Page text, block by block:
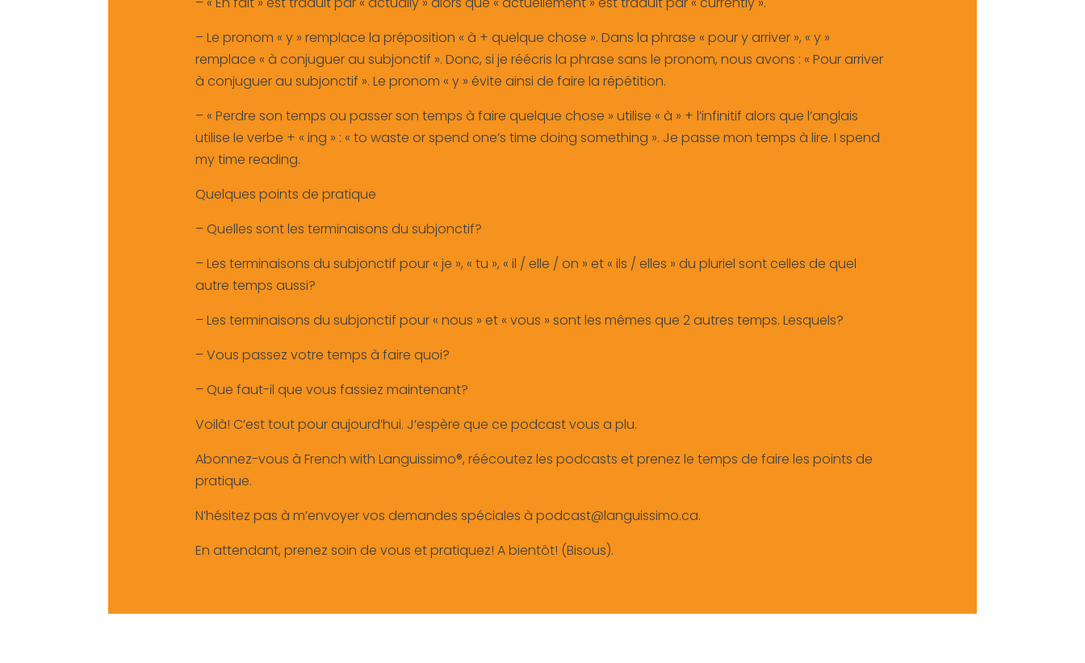
– Le pronom « y » remplace la préposition « à + quelque chose ». Dans la phrase « pour y arriver », « y »
remplace « à conjuguer au subjonctif ». Donc, si je réécris la phrase sans le pronom, nous avons : « Pour arriver
à conjuguer au subjonctif ». Le pronom « y » évite ainsi de faire la répétition.
– « Perdre son temps ou passer son temps à faire quelque chose » utilise « à » + l’infinitif alors que l’anglais
utilise le verbe + « ing » : « to waste or spend one’s time doing something ». Je passe mon temps à lire. I spend
my time reading.
Quelques points de pratique
– Quelles sont les terminaisons du subjonctif?
– Les terminaisons du subjonctif pour « je », « tu », « il / elle / on » et « ils / elles » du pluriel sont celles de quel
autre temps aussi?
– Les terminaisons du subjonctif pour « nous » et « vous » sont les mêmes que 2 autres temps. Lesquels?
– Vous passez votre temps à faire quoi?
– Que faut-il que vous fassiez maintenant?
Voilà! C’est tout pour aujourd’hui. J’espère que ce podcast vous a plu.
Abonnez-vous à French with Languissimo®, réécoutez les podcasts et prenez le temps de faire les points de
pratique.
N’hésitez pas à m’envoyer vos demandes spéciales à podcast@languissimo.ca.
En attendant, prenez soin de vous et pratiquez! A bientôt! (Bisous).